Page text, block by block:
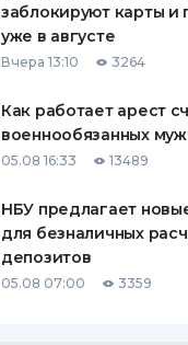
заблокируют карты и
уже в августе
Вчера 13:10 3264
Как работает арест
военнообязанных
05.08 16:33 13489
НБУ предлагает
для безналичных
депозитов
05.08 07:00 3359